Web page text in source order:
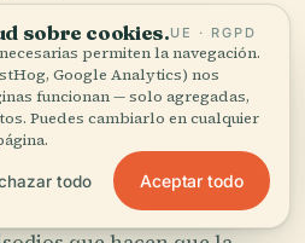
pero la frase
alambre.
más teatral. Marin
escribió
reclutar a Florencia en
oligarcas de la república,
sobre cookies.UE · RGPD
permiten la navegación.
Google Analytics) nos
funcionan — solo agregadas,
Puedes cambiarlo en cualquier
todo Aceptar todo